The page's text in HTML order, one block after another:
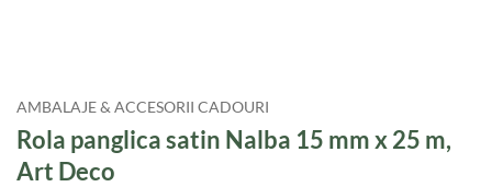
AMBALAJE & ACCESORII CADOURI
Rola panglica satin Nalba 15 mm x 25 m,
Art Deco